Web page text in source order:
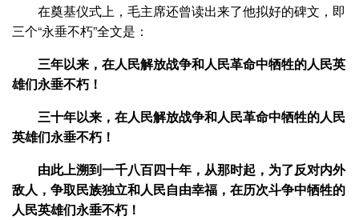
在奠基仪式上，毛主席还曾读出来了他拟好的碑文，即
三个“永垂不朽”全文是：
三年以来，在人民解放战争和人民革命中牺牲的人民英
雄们永垂不朽！
三十年以来，在人民解放战争和人民革命中牺牲的人民
英雄们永垂不朽！
由此上溯到一千八百四十年，从那时起，为了反对内外
敌人，争取民族独立和人民自由幸福，在历次斗争中牺牲的
人民英雄们永垂不朽！